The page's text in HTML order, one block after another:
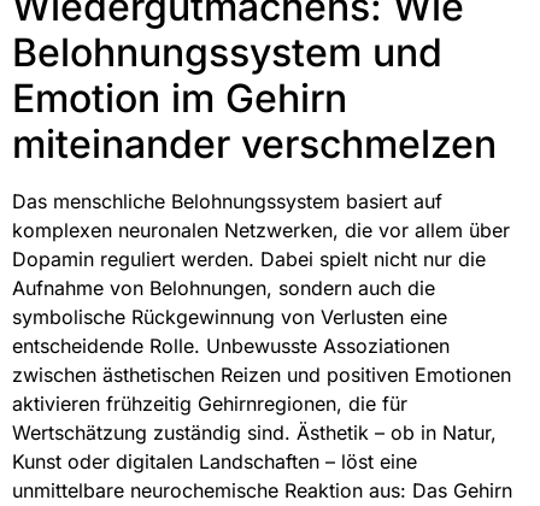
Belohnungssystem und
Emotion im Gehirn
miteinander verschmelzen
Das menschliche Belohnungssystem basiert auf
komplexen neuronalen Netzwerken, die vor allem über
Dopamin reguliert werden. Dabei spielt nicht nur die
Aufnahme von Belohnungen, sondern auch die
symbolische Rückgewinnung von Verlusten eine
entscheidende Rolle. Unbewusste Assoziationen
zwischen ästhetischen Reizen und positiven Emotionen
aktivieren frühzeitig Gehirnregionen, die für
Wertschätzung zuständig sind. Ästhetik – ob in Natur,
Kunst oder digitalen Landschaften – löst eine
unmittelbare neurochemische Reaktion aus: Das Gehirn